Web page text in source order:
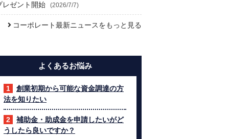
レゼント開始 (2026/7/7)
コーポレート最新ニュースをもっと見る
よくあるお悩み
創業初期から可能な資金調達の方
法を知りたい
補助金・助成金を申請したいがど
うしたら良いですか？